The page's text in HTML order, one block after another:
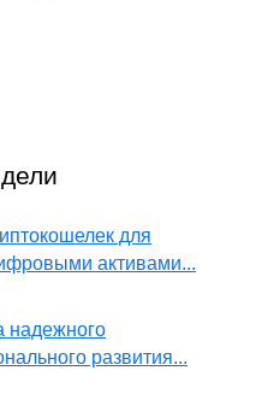
для
активами...
надежного
развития...